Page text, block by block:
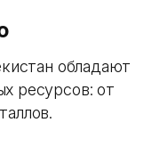
обладают
ресурсов: от